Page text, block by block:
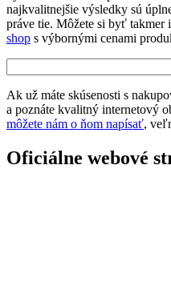
najkvalitnejšie výsledky sú
práve tie. Môžete si byť takmer
shop s výbornými cenami
Ak už máte skúsenosti s
a poznáte kvalitný internetový
môžete nám o ňom napísať,
Oficiálne webové